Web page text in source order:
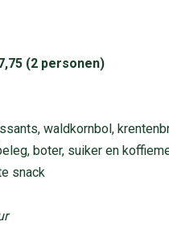
(2 personen)
waldkornbol,
boter, suiker en
snack